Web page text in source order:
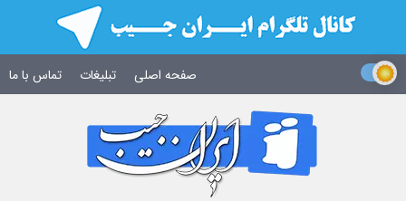
صفحه اصلی تبلیغات تماس با ما